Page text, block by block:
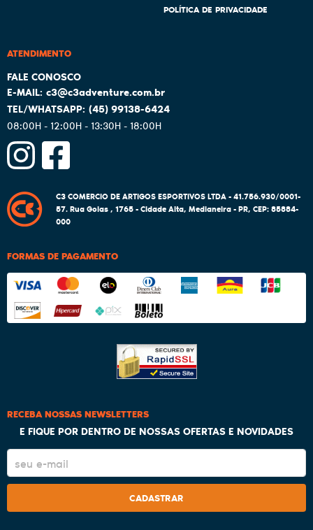
POLÍTICA DE PRIVACIDADE
ATENDIMENTO
(45)99138-6424
08:00H - 12:00H - 13:30H - 18:00H
c3@c3adventure.com.br
C3 COMERCIO DE ARTIGOS ESPORTIVOS LTDA - 41.756.930/0001-
57.Rua Goias , 1765-Cidade Alta, Medianeira-PR, CEP: 85884-
000
FORMAS DE PAGAMENTO
RECEBA NOSSAS NEWSLETTERS
E FIQUE POR DENTRO DE NOSSAS OFERTAS E NOVIDADES
CADASTRAR